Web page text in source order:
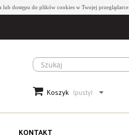
lub dostępu do plików cookies w Twojej przeglądarce.
Koszyk (pusty)
KONTAKT